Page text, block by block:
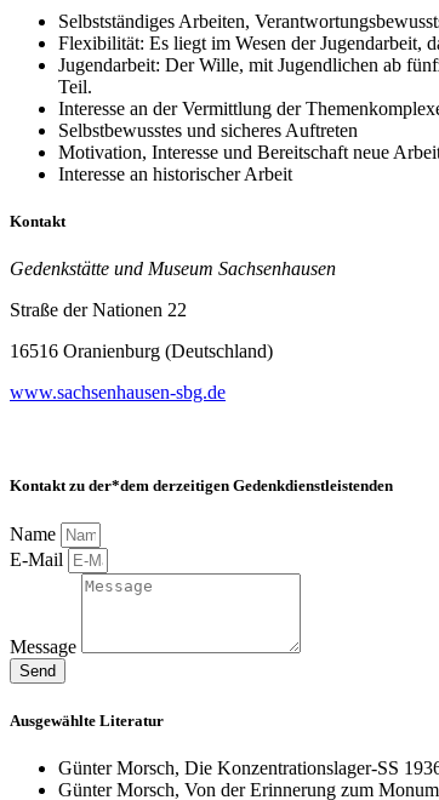
Selbstständiges Arbeiten,
Flexibilität: Es liegt im Wesen der Jugendarbeit,
Jugendarbeit: Der Wille, mit Jugendlichen ab
Teil.
Interesse an der Vermittlung der
Selbstbewusstes und sicheres Auftreten
Motivation, Interesse und Bereitschaft neue
Interesse an historischer Arbeit
Kontakt
Gedenkstätte und Museum Sachsenhausen
Straße der Nationen 22
16516 Oranienburg (Deutschland)
www.sachsenhausen-sbg.de
Kontakt zu der*dem derzeitigen Gedenkdienstleistenden
Name
E-Mail
Message
Send
Ausgewählte Literatur
Günter Morsch, Die Konzentrationslager-SS
Günter Morsch, Von der Erinnerung zum